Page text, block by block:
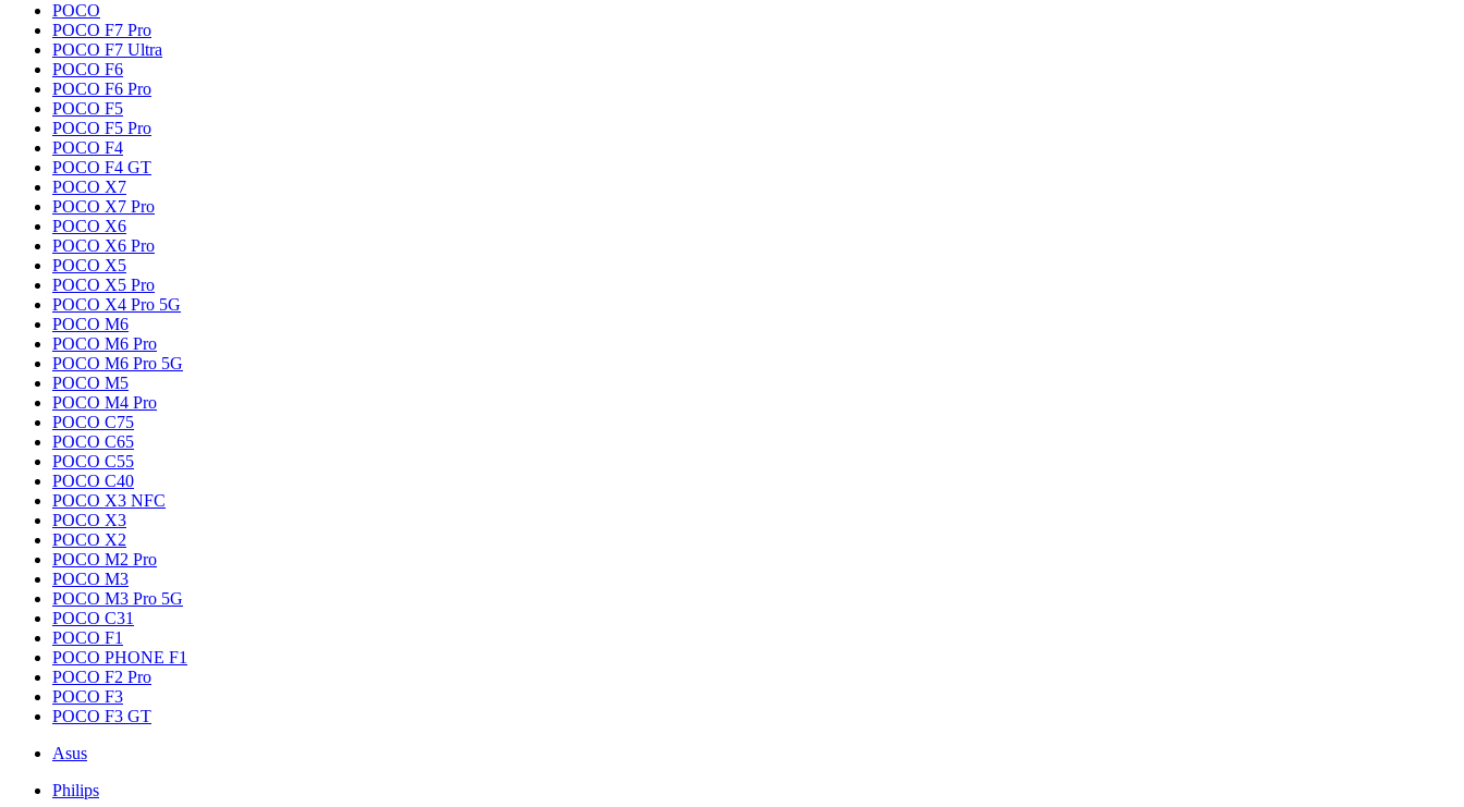
POCO
POCO F7 Pro
POCO F7 Ultra
POCO F6
POCO F6 Pro
POCO F5
POCO F5 Pro
POCO F4
POCO F4 GT
POCO X7
POCO X7 Pro
POCO X6
POCO X6 Pro
POCO X5
POCO X5 Pro
POCO X4 Pro 5G
POCO M6
POCO M6 Pro
POCO M6 Pro 5G
POCO M5
POCO M4 Pro
POCO C75
POCO C65
POCO C55
POCO C40
POCO X3 NFC
POCO X3
POCO X2
POCO M2 Pro
POCO M3
POCO M3 Pro 5G
POCO C31
POCO F1
POCO PHONE F1
POCO F2 Pro
POCO F3
POCO F3 GT
Asus
Philips